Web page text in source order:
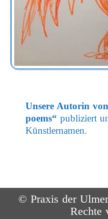
Unsere Autorin von
poems“ publiziert
Künstlernamen.
© Praxis der
Rechte